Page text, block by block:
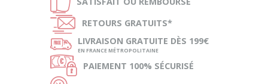
Ñ RETOURS GRATUITS*
ø LIVRAISON GRATUITE DÈS 199€
EN FRANCE MÉTROPOLITAINE
Ø PAIEMENT 100% SÉCURISÉ